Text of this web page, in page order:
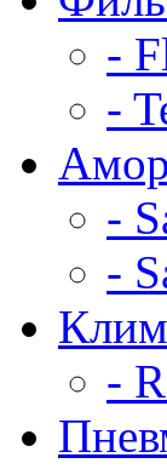
-
-
-
-
-